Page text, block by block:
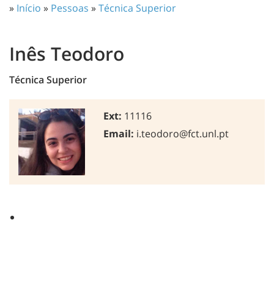
» Início » Pessoas »Técnica Superior
Inês Teodoro
Técnica Superior
Ext: 11116
Email: i.teodoro@fct.unl.pt